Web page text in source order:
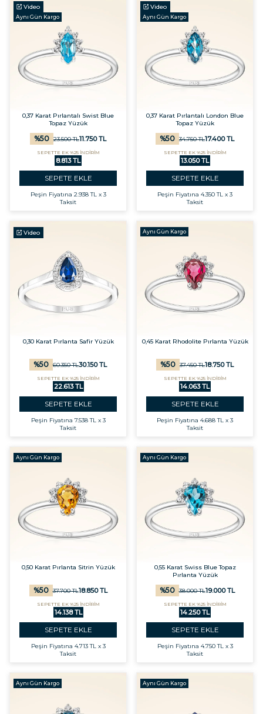
Video
Aynı Gün Kargo
0,37 Karat Pırlantalı Swist Blue
Topaz Yüzük
%50 23.500TL11.750TL
SEPETTE EK %25 İNDİRİM
8.813 TL
SEPETE EKLE
Peşin Fiyatına 2.938 TL x 3
Taksit
Video
Aynı Gün Kargo
0,37 Karat Pırlantalı London Blue
Topaz Yüzük
%50 34.750TL17.400TL
SEPETTE EK %25 İNDİRİM
13.050 TL
SEPETE EKLE
Peşin Fiyatına 4.350 TL x 3
Taksit
Video
0,30 Karat Pırlanta Safir Yüzük
%50 60.350TL30.150TL
SEPETTE EK %25 İNDİRİM
22.613 TL
SEPETE EKLE
Peşin Fiyatına 7.538 TL x 3
Taksit
Aynı Gün Kargo
0,45 Karat Rhodolite Pırlanta Yüzük
%50 37.450TL18.750TL
SEPETTE EK %25 İNDİRİM
14.063 TL
SEPETE EKLE
Peşin Fiyatına 4.688 TL x 3
Taksit
Aynı Gün Kargo
0,50 Karat Pırlanta Sitrin Yüzük
%50 37.700TL18.850TL
SEPETTE EK %25 İNDİRİM
14.138 TL
SEPETE EKLE
Peşin Fiyatına 4.713 TL x 3
Taksit
Aynı Gün Kargo
0,55 Karat Swiss Blue Topaz
Pırlanta Yüzük
%50 38.000TL19.000TL
SEPETTE EK %25 İNDİRİM
14.250 TL
SEPETE EKLE
Peşin Fiyatına 4.750 TL x 3
Taksit
Aynı Gün Kargo Aynı Gün Kargo